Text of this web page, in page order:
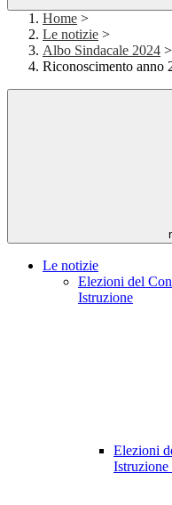
Home >
Le notizie >
Albo Sindacale 2024 >
Riconoscimento anno
Le notizie
Elezioni del
Istruzione
Elezioni
Istruzione